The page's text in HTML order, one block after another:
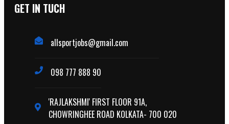
GET IN TUCH
allsportjobs@gmail.com
098 777 888 90
'RAJLAKSHMI' FIRST FLOOR 91A,
CHOWRINGHEE ROAD KOLKATA- 700 020